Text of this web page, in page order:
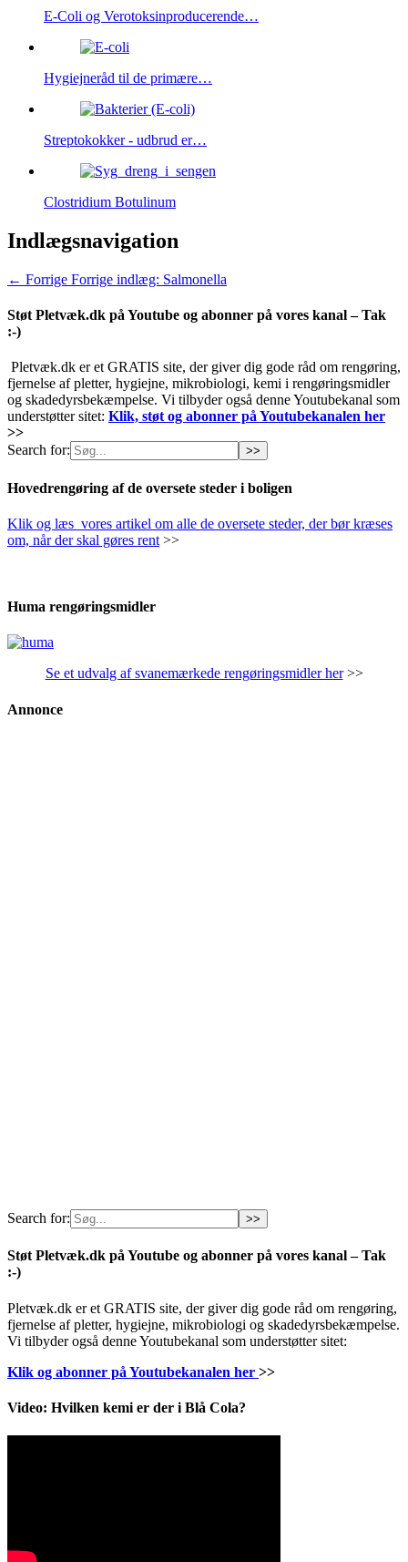
E-Coli og Verotoksinproducerende…
Hygiejneråd til de primære…
Streptokokker - udbrud er…
Clostridium Botulinum
Indlægsnavigation
← Forrige Forrige indlæg: Salmonella
Støt Pletvæk.dk på Youtube og abonner på vores kanal – Tak
:-)
Pletvæk.dk er et GRATIS site, der giver dig gode råd om rengøring,
fjernelse af pletter, hygiejne, mikrobiologi, kemi i rengøringsmidler
og skadedyrsbekæmpelse. Vi tilbyder også denne Youtubekanal som
understøtter sitet: Klik, støt og abonner på Youtubekanalen her
>>
Search for:
Hovedrengøring af de oversete steder i boligen
Klik og læs vores artikel om alle de oversete steder, der bør kræses
om, når der skal gøres rent >>
Huma rengøringsmidler
Se et udvalg af svanemærkede rengøringsmidler her>>
Annonce
Search for:
Støt Pletvæk.dk på Youtube og abonner på vores kanal – Tak
:-)
Pletvæk.dk er et GRATIS site, der giver dig gode råd om rengøring,
fjernelse af pletter, hygiejne, mikrobiologi og skadedyrsbekæmpelse.
Vi tilbyder også denne Youtubekanal som understøtter sitet:
Klik og abonner på Youtubekanalen her >>
Video: Hvilken kemi er der i Blå Cola?